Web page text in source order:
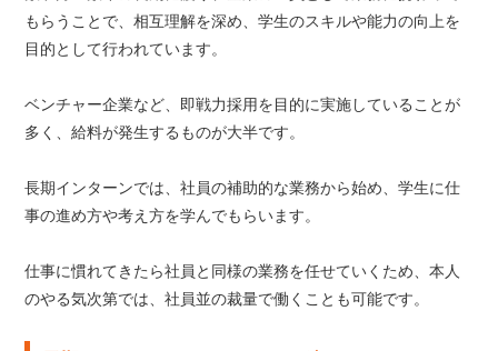
もらうことで、相互理解を深め、学生のスキルや能力の向上を
目的として行われています。
ベンチャー企業など、即戦力採用を目的に実施していることが
多く、給料が発生するものが大半です。
長期インターンでは、社員の補助的な業務から始め、学生に仕
事の進め方や考え方を学んでもらいます。
仕事に慣れてきたら社員と同様の業務を任せていくため、本人
のやる気次第では、社員並の裁量で働くことも可能です。